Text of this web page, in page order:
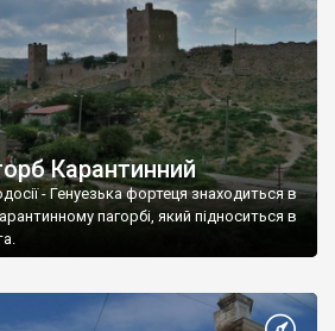
Карантинний
- Генуезька фортеця знаходиться в
пагорбі, який підноситься в